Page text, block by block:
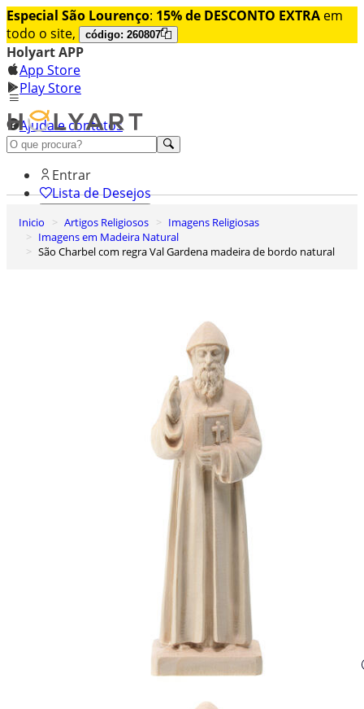
Especial São Lourenço: 15% de DESCONTO EXTRA em
todo o site,
código: 260807
Holyart APP
App Store
Play Store
Ajuda e contatos
Conheça premium
Entrar
Lista de Desejos
0
Carrinho de Compras
Inicio Artigos Religiosos
Imagens Religiosas
Imagens em Madeira Natural
São Charbel com regra Val Gardena madeira de bordo natural